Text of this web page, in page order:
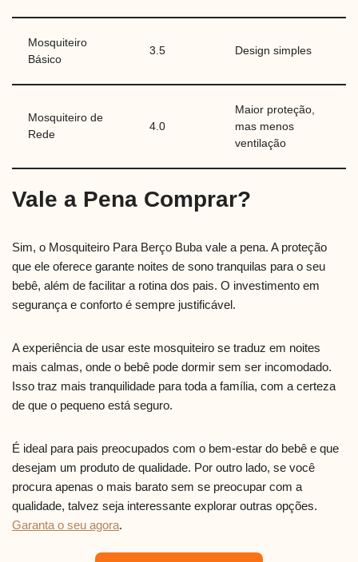
Mosquiteiro
Básico
3.5 Design simples
Mosquiteiro de
Rede
4.0
Maior proteção,
mas menos
ventilação
Vale a Pena Comprar?
Sim, o Mosquiteiro Para Berço Buba vale a pena. A proteção
que ele oferece garante noites de sono tranquilas para o seu
bebê, além de facilitar a rotina dos pais. O investimento em
segurança e conforto é sempre justificável.
A experiência de usar este mosquiteiro se traduz em noites
mais calmas, onde o bebê pode dormir sem ser incomodado.
Isso traz mais tranquilidade para toda a família, com a certeza
de que o pequeno está seguro.
É ideal para pais preocupados com o bem-estar do bebê e que
desejam um produto de qualidade. Por outro lado, se você
procura apenas o mais barato sem se preocupar com a
qualidade, talvez seja interessante explorar outras opções.
Garanta o seu agora.